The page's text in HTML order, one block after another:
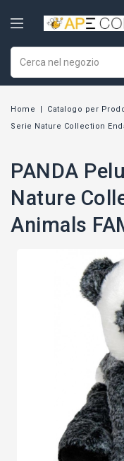
Home Catalogo per
Serie Nature Collection
PANDA
Nature
Animals